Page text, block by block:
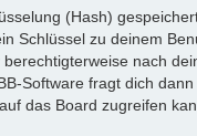
(Hash)
Schlüssel zu deinem
nach
Software fragt dich
das Board zugreifen